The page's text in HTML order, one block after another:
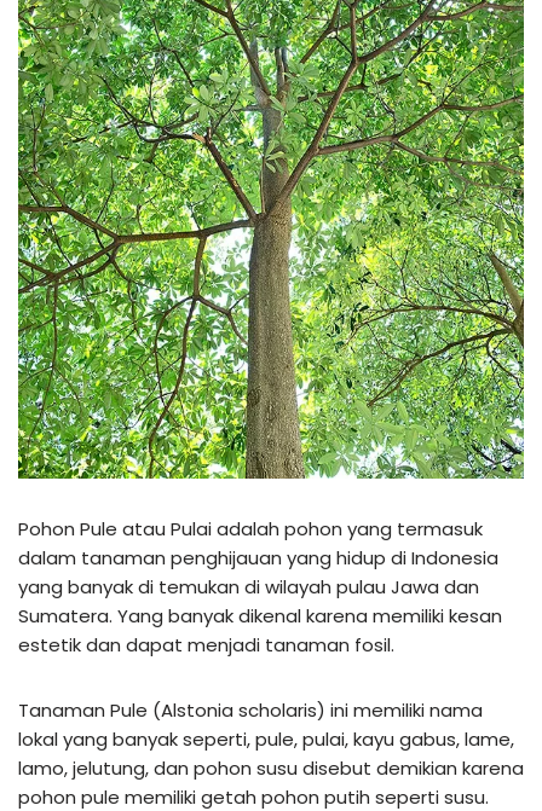
Pohon Pule atau Pulai adalah pohon yang termasuk
dalam tanaman penghijauan yang hidup di Indonesia
yang banyak di temukan di wilayah pulau Jawa dan
Sumatera. Yang banyak dikenal karena memiliki kesan
estetik dan dapat menjadi tanaman fosil.
Tanaman Pule (Alstonia scholaris) ini memiliki nama
lokal yang banyak seperti, pule, pulai, kayu gabus, lame,
lamo, jelutung, dan pohon susu disebut demikian karena
pohon pule memiliki getah pohon putih seperti susu.